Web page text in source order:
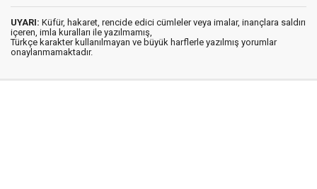
UYARI: Küfür, hakaret, rencide edici cümleler veya imalar, inançlara saldırı
içeren, imla kuralları ile yazılmamış,
Türkçe karakter kullanılmayan ve büyük harflerle yazılmış yorumlar
onaylanmamaktadır.